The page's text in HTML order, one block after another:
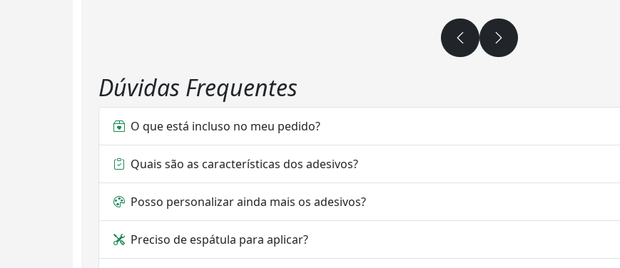
Dúvidas Frequentes
O que está incluso no meu pedido?
Quais são as características dos adesivos?
Posso personalizar ainda mais os adesivos?
Preciso de espátula para aplicar?